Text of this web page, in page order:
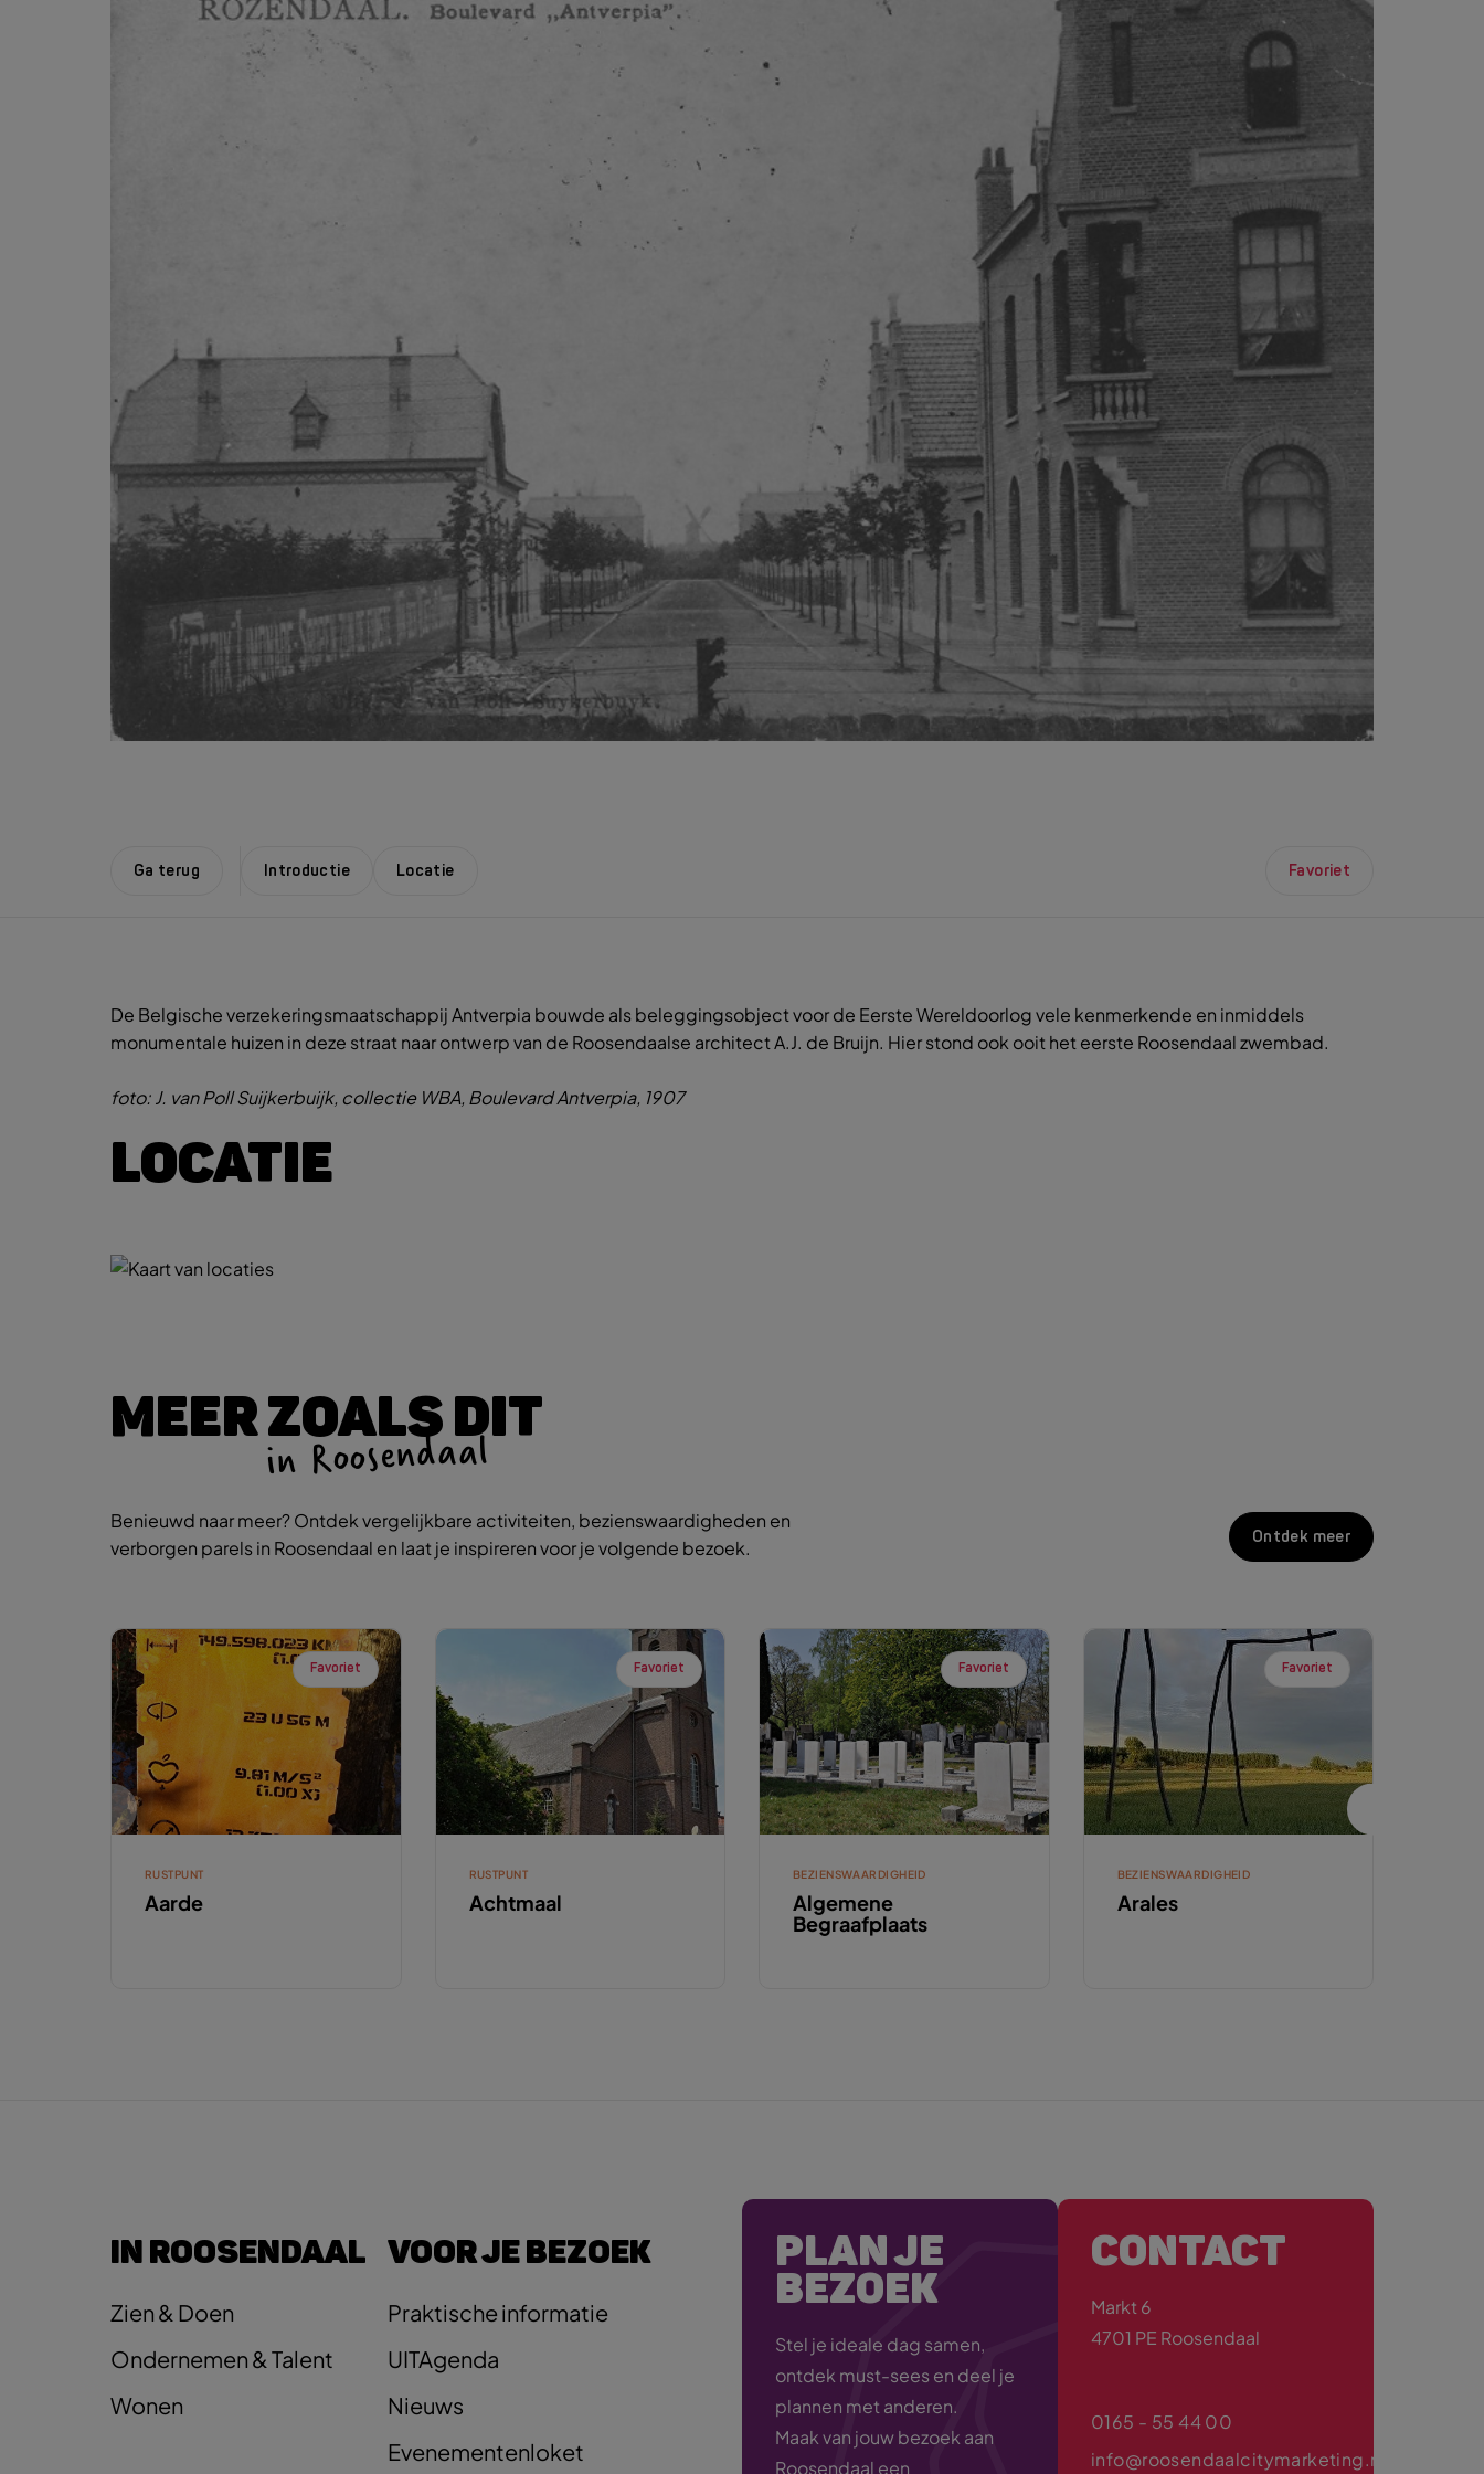
Ga terug Introductie Locatie Favoriet
De Belgische verzekeringsmaatschappij Antverpia bouwde als beleggingsobject voor de Eerste Wereldoorlog vele kenmerkende en inmiddels
monumentale huizen in deze straat naar ontwerp van de Roosendaalse architect A.J. de Bruijn. Hier stond ook ooit het eerste Roosendaal zwembad.
foto: J. van Poll Suijkerbuijk, collectie WBA, Boulevard Antverpia, 1907
LOCATIE
MEER ZOALS DIT
in Roosendaal
Benieuwd naar meer? Ontdek vergelijkbare activiteiten, bezienswaardigheden en
verborgen parels in Roosendaal en laat je inspireren voor je volgende bezoek.
Ontdek meer
Favoriet
RUSTPUNT
Aarde
Favoriet
RUSTPUNT
Achtmaal
Favoriet
BEZIENSWAARDIGHEID
Algemene
Begraafplaats
Favoriet
BEZIENSWAARDIGHEID
Arales
IN ROOSENDAAL
Zien & Doen
Ondernemen & Talent
Wonen
VOOR JE BEZOEK
Praktische informatie
UITAgenda
Nieuws
Evenementenloket
PLAN JE
BEZOEK
Stel je ideale dag samen,
ontdek must-sees en deel je
plannen met anderen.
Maak van jouw bezoek aan
Roosendaal een
CONTACT
Markt 6
4701 PE Roosendaal
0165 - 55 44 00
info@roosendaalcitymarketing.nl